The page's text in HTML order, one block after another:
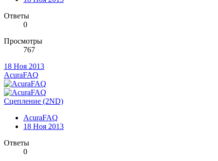
Ответы
0
Просмотры
767
18 Ноя 2013
AcuraFAQ
Сцепление (2ND)
AcuraFAQ
18 Ноя 2013
Ответы
0